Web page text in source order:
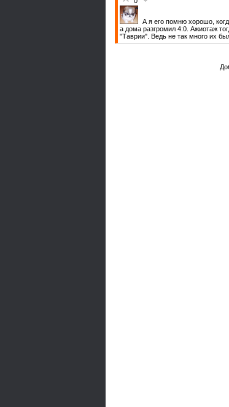
А я его помню хорошо,
а дома разгромил 4:0. Ажиотаж
"Таврии". Ведь не так много их